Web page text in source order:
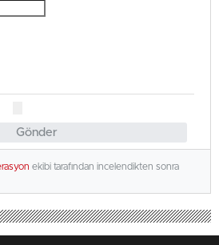
Gönder
ekibi tarafından incelendikten sonra